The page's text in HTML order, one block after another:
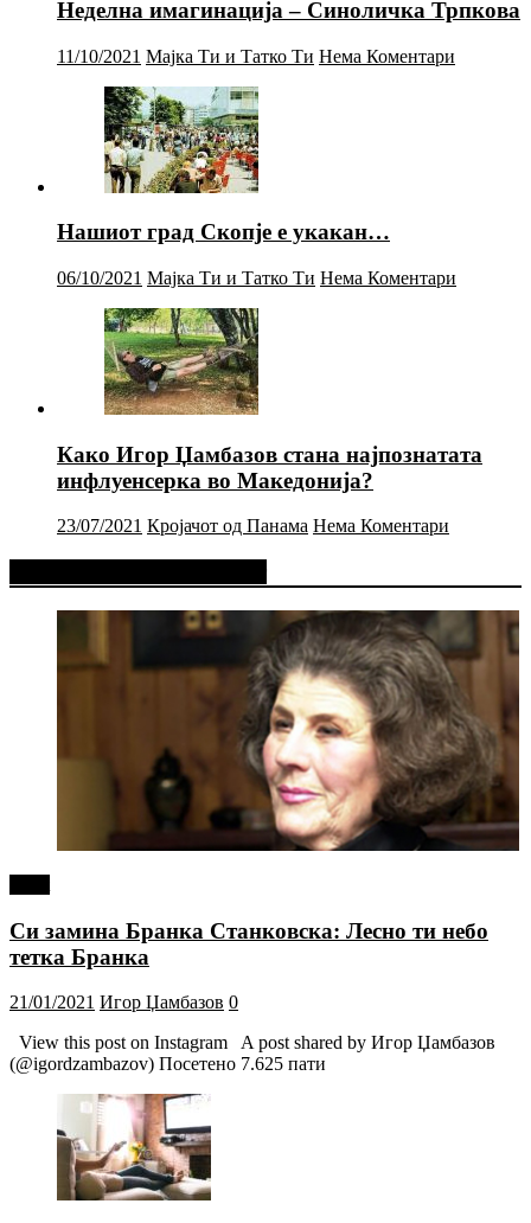
Неделна имагинација – Синоличка Трпкова
11/10/2021 Мајка Ти и Татко Ти Нема Коментари
Нашиот град Скопје е укакан…
06/10/2021 Мајка Ти и Татко Ти Нема Коментари
Како Игор Џамбазов стана најпознатата
инфлуенсерка во Македонија?
23/07/2021 Кројачот од Панама Нема Коментари
Си замина Бранка Станковска: Лесно ти небо
тетка Бранка
21/01/2021 Игор Џамбазов 0
View this post on Instagram A post shared by Игор Џамбазов
(@igordzambazov) Посетено 7.625 пати